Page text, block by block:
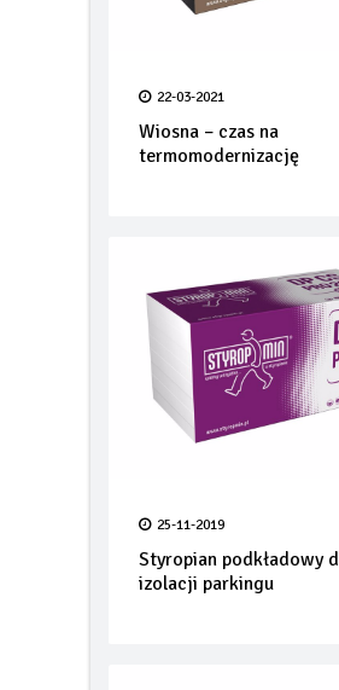
22-03-2021
Wiosna – czas na
25-11-2019
Styropian podkładowy do